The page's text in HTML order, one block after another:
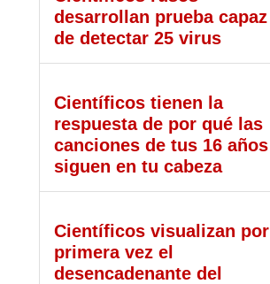
desarrollan prueba capaz
de detectar 25 virus
Científicos tienen la
respuesta de por qué las
canciones de tus 16 años
siguen en tu cabeza
Científicos visualizan por
primera vez el
desencadenante del